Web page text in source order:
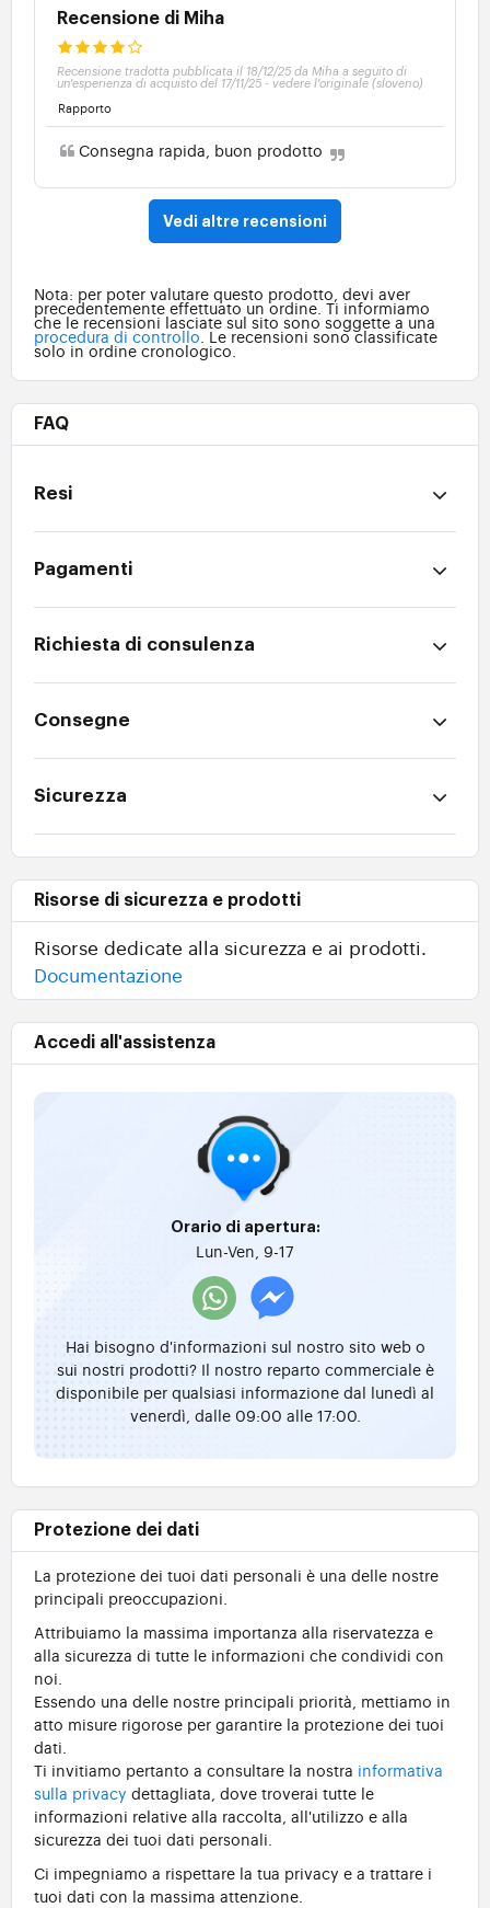
Recensione di Miha
Recensione tradotta pubblicata il 18/12/25 da Miha a seguito di
un'esperienza di acquisto del 17/11/25 - vedere l'originale (sloveno)
Rapporto
Consegna rapida, buon prodotto
Vedi altre recensioni
Nota: per poter valutare questo prodotto, devi aver
precedentemente effettuato un ordine. Ti informiamo
che le recensioni lasciate sul sito sono soggette a una
procedura di controllo . Le recensioni sono classificate
solo in ordine cronologico.
FAQ
Resi
Pagamenti
Richiesta di consulenza
Consegne
Sicurezza
Risorse di sicurezza e prodotti
Risorse dedicate alla sicurezza e ai prodotti.
Documentazione
Accedi all'assistenza
Orario di apertura:
Lun-Ven, 9-17
Hai bisogno d'informazioni sul nostro sito web o
sui nostri prodotti? Il nostro reparto commerciale è
disponibile per qualsiasi informazione dal lunedì al
venerdì, dalle 09:00 alle 17:00.
Protezione dei dati
La protezione dei tuoi dati personali è una delle nostre
principali preoccupazioni.
Attribuiamo la massima importanza alla riservatezza e
alla sicurezza di tutte le informazioni che condividi con
noi.
Essendo una delle nostre principali priorità, mettiamo in
atto misure rigorose per garantire la protezione dei tuoi
dati.
Ti invitiamo pertanto a consultare la nostra informativa
sulla privacy dettagliata, dove troverai tutte le
informazioni relative alla raccolta, all'utilizzo e alla
sicurezza dei tuoi dati personali.
Ci impegniamo a rispettare la tua privacy e a trattare i
tuoi dati con la massima attenzione.